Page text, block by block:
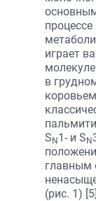
играет
в
S N 1- и S N
главным
(рис. 1)